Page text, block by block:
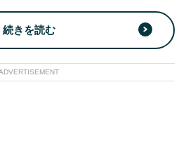
続きを読む